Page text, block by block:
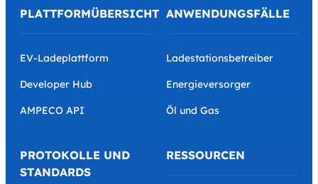
PLATTFORMÜBERSICHT
EV-Ladeplattform
Developer Hub
AMPECO API
PROTOKOLLE UND
STANDARDS
ANWENDUNGSFÄLLE
Ladestationsbetreiber
Energieversorger
Öl und Gas
RESSOURCEN